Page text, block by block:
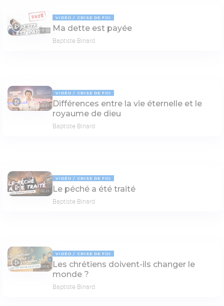
08:33
VIDÉO CRISE DE FOI
Ma dette est payée
Baptiste Binard
06:43
VIDÉO CRISE DE FOI
Différences entre la vie éternelle et le
royaume de dieu
Baptiste Binard
02:23
VIDÉO CRISE DE FOI
Le péché a été traité
Baptiste Binard
03:15
VIDÉO CRISE DE FOI
Les chrétiens doivent-ils changer le
monde ?
Baptiste Binard